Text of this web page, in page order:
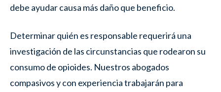
debe ayudar causa más daño que beneficio.
Determinar quién es responsable requerirá una
investigación de las circunstancias que rodearon su
consumo de opioides. Nuestros abogados
compasivos y con experiencia trabajarán para